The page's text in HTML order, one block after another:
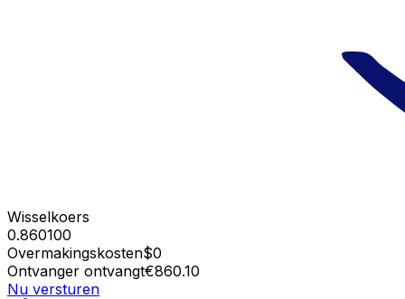
Wisselkoers
0.860100
Overmakingskosten$0
Ontvanger ontvangt€860.10
Nu versturen